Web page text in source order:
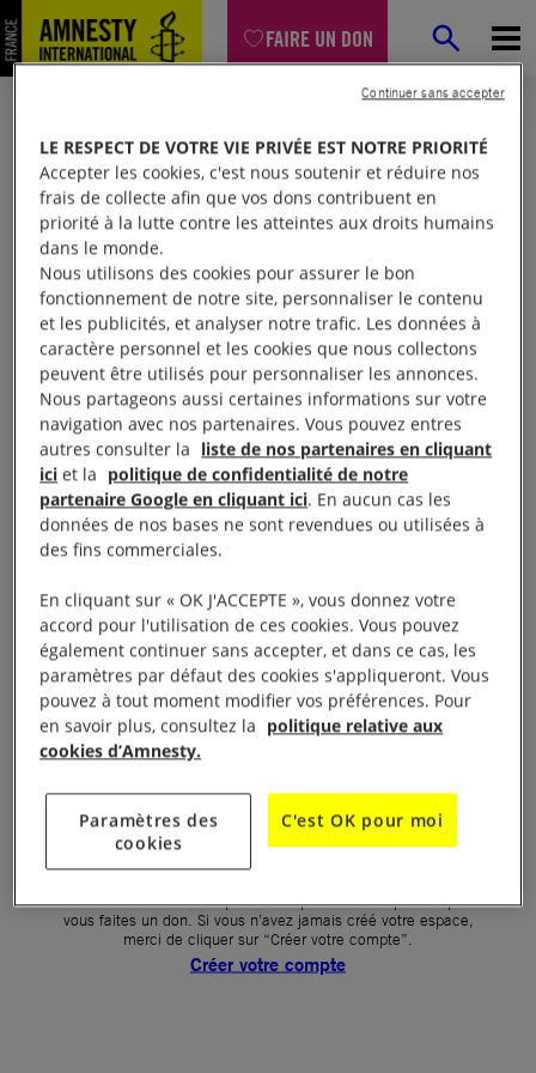
FAIRE UN DON
Mon espace
Connexion
Votre adresse email (obligatoire)
Mot de passe oublié ?
Un problème de connexion ?
Première connexion ?
La création de votre espace n’est pas automatique lorsque
vous faites un don. Si vous n’avez jamais créé votre espace,
merci de cliquer sur “Créer votre compte”.
Créer votre compte
LE RESPECT DE VOTRE VIE PRIVÉE EST NOTRE PRIORITÉ
Accepter les cookies, c'est nous soutenir et réduire nos
frais de collecte afin que vos dons contribuent en
priorité à la lutte contre les atteintes aux droits humains
dans le monde.
Nous utilisons des cookies pour assurer le bon
fonctionnement de notre site, personnaliser le contenu
et les publicités, et analyser notre trafic. Les données à
caractère personnel et les cookies que nous collectons
peuvent être utilisés pour personnaliser les annonces.
Nous partageons aussi certaines informations sur votre
navigation avec nos partenaires. Vous pouvez entres
autres consulter la liste de nos partenaires en cliquant
ici et la politique de confidentialité de notre
partenaire Google en cliquant ici. En aucun cas les
données de nos bases ne sont revendues ou utilisées à
des fins commerciales.
En cliquant sur « OK J'ACCEPTE », vous donnez votre
accord pour l'utilisation de ces cookies. Vous pouvez
également continuer sans accepter, et dans ce cas, les
paramètres par défaut des cookies s'appliqueront. Vous
pouvez à tout moment modifier vos préférences. Pour
en savoir plus, consultez la politique relative aux
cookies d’Amnesty.
Paramètres des
cookies
C'est OK pour moi
Continuer sans accepter